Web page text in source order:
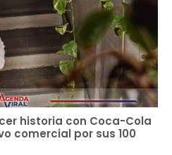
historia con Coca-Cola
comercial por sus 100